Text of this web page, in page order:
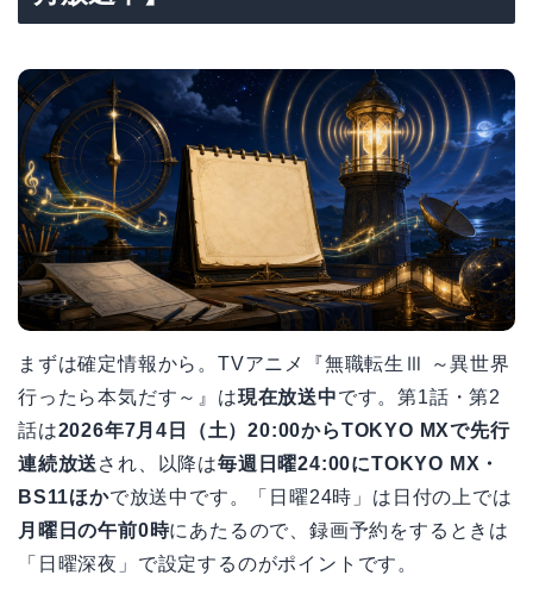
まずは確定情報から。TVアニメ『無職転生Ⅲ ～異世界
行ったら本気だす～』は現在放送中です。第1話・第2
話は2026年7月4日（土）20:00からTOKYO MXで先行
連続放送 され、以降は毎週日曜24:00にTOKYO MX・
BS11ほかで放送中です。「日曜24時」は日付の上では
月曜日の午前0時にあたるので、録画予約をするときは
「日曜深夜」で設定するのがポイントです。